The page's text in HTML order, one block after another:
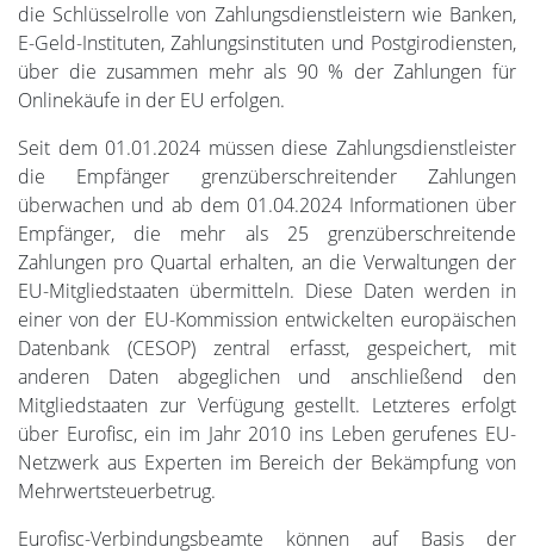
die Schlüsselrolle von Zahlungsdienstleistern wie Banken,
E-Geld-Instituten, Zahlungsinstituten und Postgirodiensten,
über die zusammen mehr als 90 % der Zahlungen für
Onlinekäufe in der EU erfolgen.
Seit dem 01.01.2024 müssen diese Zahlungsdienstleister
die Empfänger grenzüberschreitender Zahlungen
überwachen und ab dem 01.04.2024 Informationen über
Empfänger, die mehr als 25 grenzüberschreitende
Zahlungen pro Quartal erhalten, an die Verwaltungen der
EU-Mitgliedstaaten übermitteln. Diese Daten werden in
einer von der EU-Kommission entwickelten europäischen
Datenbank (CESOP) zentral erfasst, gespeichert, mit
anderen Daten abgeglichen und anschließend den
Mitgliedstaaten zur Verfügung gestellt. Letzteres erfolgt
über Eurofisc, ein im Jahr 2010 ins Leben gerufenes EU-
Netzwerk aus Experten im Bereich der Bekämpfung von
Mehrwertsteuerbetrug.
Eurofisc-Verbindungsbeamte können auf Basis der